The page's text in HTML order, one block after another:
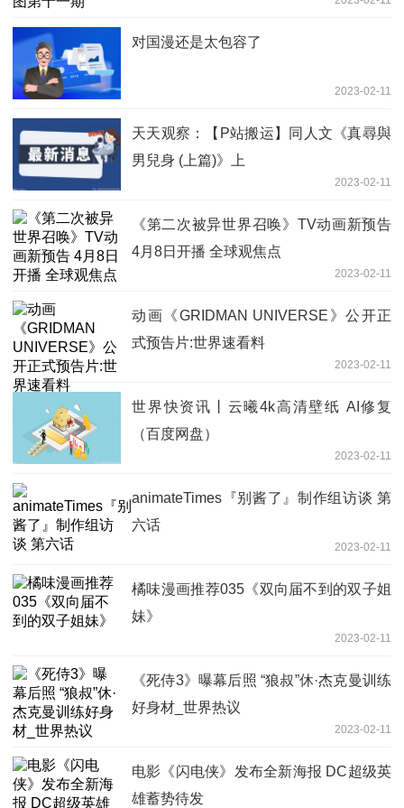
对国漫还是太包容了
2023-02-11
天天观察：【P站搬运】同人文《真尋與
男兒身 (上篇)》上
2023-02-11
《第二次被异世界召唤》TV动画新预告
4月8日开播 全球观焦点
2023-02-11
动画《GRIDMAN UNIVERSE》公开正
式预告片:世界速看料
2023-02-11
世界快资讯丨云曦4k高清壁纸 AI修复
（百度网盘）
2023-02-11
animateTimes『别酱了』制作组访谈 第
六话
2023-02-11
橘味漫画推荐035《双向届不到的双子姐
妹》
2023-02-11
《死侍3》曝幕后照 “狼叔”休·杰克曼训练
好身材_世界热议
2023-02-11
电影《闪电侠》发布全新海报 DC超级英
雄蓄势待发